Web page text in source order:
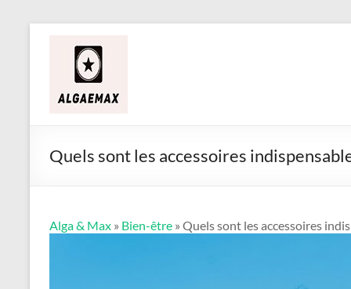
Alga
Max
Quels sont les accessoires
Alga & Max » Bien-être » Quels sont les accessoires